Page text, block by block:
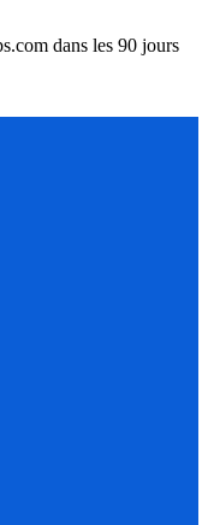
dans les 90 jours